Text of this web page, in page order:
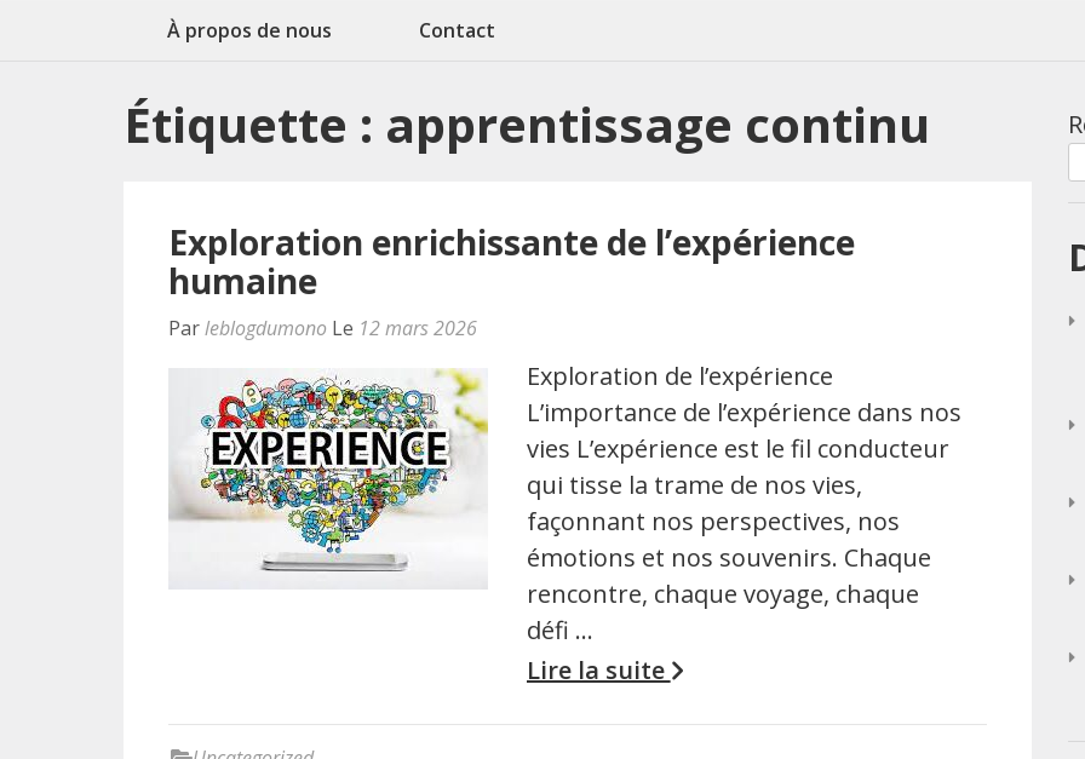
À propos de nous Contact
Étiquette : apprentissage continu
Exploration enrichissante de l’expérience
humaine
Parleblogdumono Le 12 mars 2026
Exploration de l’expérience
L’importance de l’expérience dans nos
vies L’expérience est le fil conducteur
qui tisse la trame de nos vies,
façonnant nos perspectives, nos
émotions et nos souvenirs. Chaque
rencontre, chaque voyage, chaque
défi …
Lire la suite